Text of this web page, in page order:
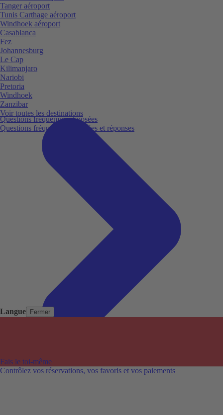
Langue Fermer
Questions fréquemment posées
Questions fréquemment posées et réponses
Fais le toi-même
Contrôlez vos réservations, vos favoris et vos paiements
Tanger aéroport
Tunis Carthage aéroport
Windhoek aéroport
Casablanca
Fez
Johannesburg
Le Cap
Kilimanjaro
Nariobi
Pretoria
Windhoek
Zanzibar
Voir toutes les destinations
Aéroports populaires
Villes populaires
Australie